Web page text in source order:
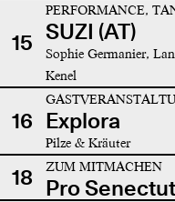
15
PERFORMANCE,
SUZI (AT)
Sophie Germanier,
Kenel
16 Explora
Pilze & Kräuter
18 ZUM MITMACHEN
Pro